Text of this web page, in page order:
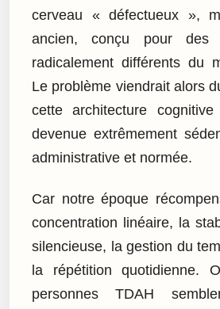
cerveau « défectueux »,
ancien, conçu pour des
radicalement différents du
Le problème viendrait alors
cette architecture
devenue extrêmement
administrative et normée.
Car notre époque
concentration linéaire, la
silencieuse, la gestion du
la répétition quotidienne.
personnes TDAH